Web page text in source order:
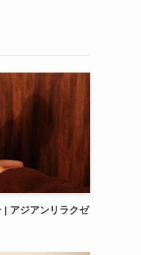
| アジアンリラクゼ